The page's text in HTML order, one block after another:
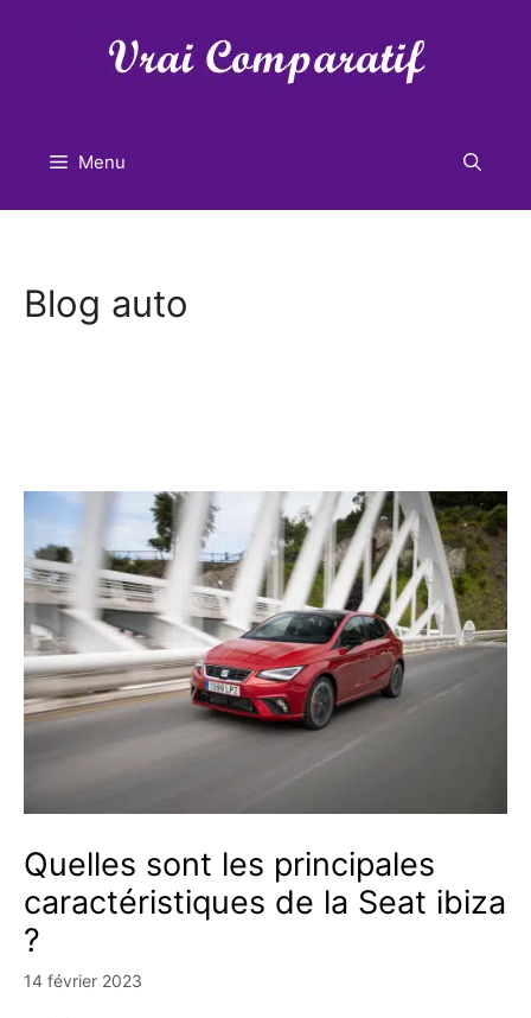
Menu
Blog auto
Quelles sont les principales
caractéristiques de la Seat ibiza
?
14 février 2023